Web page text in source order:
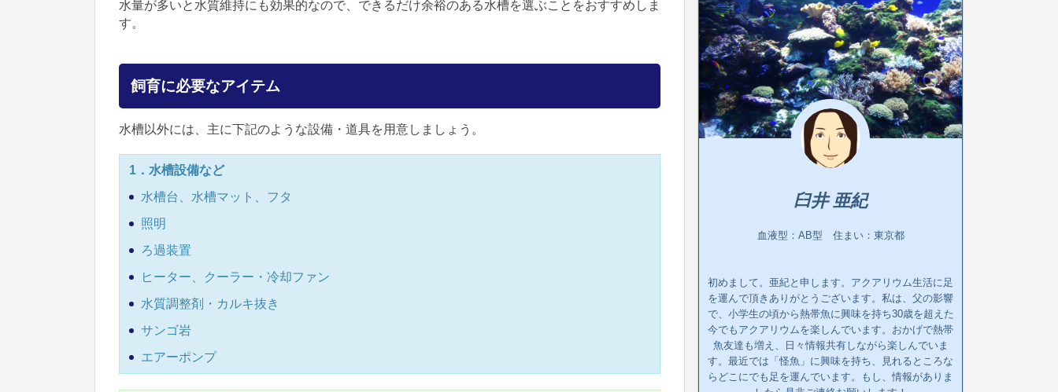
水量が多いと水質維持にも効果的なので、できるだけ余裕のある水槽を選ぶことをおすすめしま
す。
飼育に必要なアイテム
水槽以外には、主に下記のような設備・道具を用意しましょう。
1．水槽設備など
水槽台、水槽マット、フタ
照明
ろ過装置
ヒーター、クーラー・冷却ファン
水質調整剤・カルキ抜き
サンゴ岩
エアーポンプ
臼井 亜紀
血液型：AB型 住まい：東京都
初めまして。亜紀と申します。アクアリウム生活に足
を運んで頂きありがとうございます。私は、父の影響
で、小学生の頃から熱帯魚に興味を持ち30歳を超えた
今でもアクアリウムを楽しんでいます。おかげで熱帯
魚友達も増え、日々情報共有しながら楽しんでいま
す。最近では「怪魚」に興味を持ち、見れるところな
らどこにでも足を運んでいます。もし、情報がありま